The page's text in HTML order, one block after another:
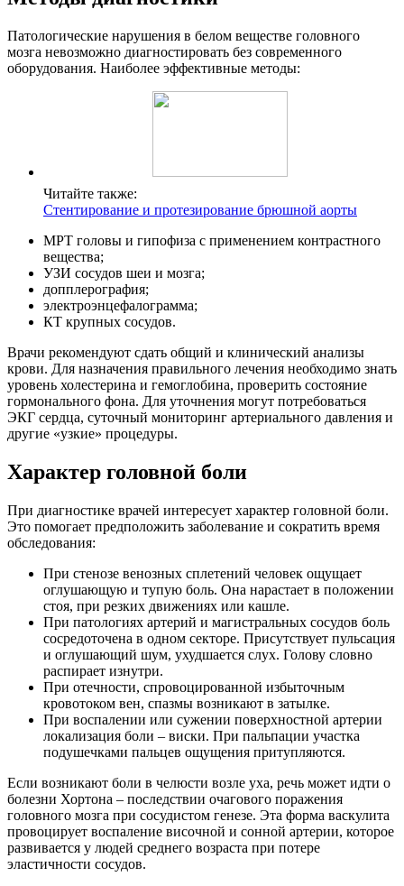
Патологические нарушения в белом веществе головного
мозга невозможно диагностировать без современного
оборудования. Наиболее эффективные методы:
Читайте также:
Стентирование и протезирование брюшной аорты
МРТ головы и гипофиза с применением контрастного
вещества;
УЗИ сосудов шеи и мозга;
допплерография;
электроэнцефалограмма;
КТ крупных сосудов.
Врачи рекомендуют сдать общий и клинический анализы
крови. Для назначения правильного лечения необходимо знать
уровень холестерина и гемоглобина, проверить состояние
гормонального фона. Для уточнения могут потребоваться
ЭКГ сердца, суточный мониторинг артериального давления и
другие «узкие» процедуры.
Характер головной боли
При диагностике врачей интересует характер головной боли.
Это помогает предположить заболевание и сократить время
обследования:
При стенозе венозных сплетений человек ощущает
оглушающую и тупую боль. Она нарастает в положении
стоя, при резких движениях или кашле.
При патологиях артерий и магистральных сосудов боль
сосредоточена в одном секторе. Присутствует пульсация
и оглушающий шум, ухудшается слух. Голову словно
распирает изнутри.
При отечности, спровоцированной избыточным
кровотоком вен, спазмы возникают в затылке.
При воспалении или сужении поверхностной артерии
локализация боли – виски. При пальпации участка
подушечками пальцев ощущения притупляются.
Если возникают боли в челюсти возле уха, речь может идти о
болезни Хортона – последствии очагового поражения
головного мозга при сосудистом генезе. Эта форма васкулита
провоцирует воспаление височной и сонной артерии, которое
развивается у людей среднего возраста при потере
эластичности сосудов.